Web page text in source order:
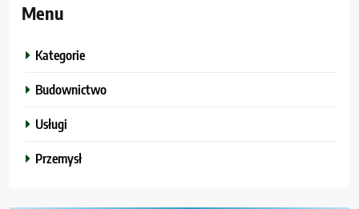
Menu
Kategorie
Budownictwo
Usługi
Przemysł